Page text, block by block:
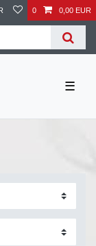
0 0,00 EUR
☰